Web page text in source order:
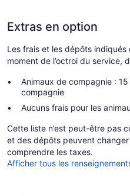
Extras en option
Les frais et les dépôts
moment de l’octroi du service,
Animaux de compagnie :
compagnie
Aucuns frais pour les
Cette liste n’est peut-être pas
et des dépôts peuvent
comprendre les taxes.
Afficher tous les